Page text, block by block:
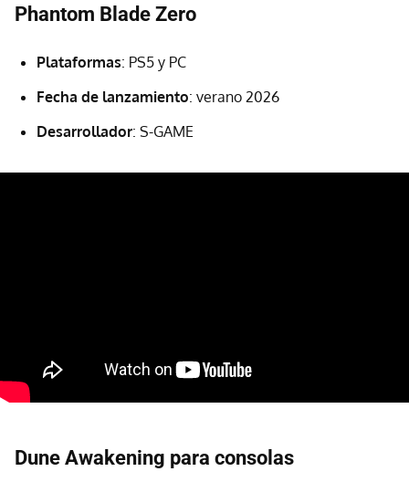
Phantom Blade Zero
Plataformas: PS5 y PC
Fecha de lanzamiento: verano 2026
Desarrollador: S-GAME
Dune Awakening para consolas